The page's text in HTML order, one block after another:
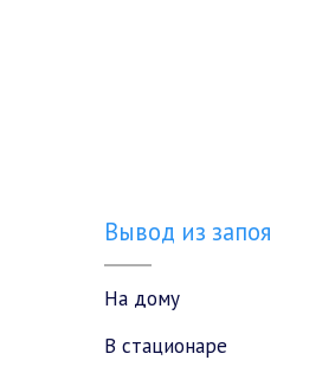
Вывод из запоя
На дому
В стационаре